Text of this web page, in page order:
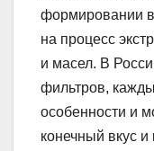
формировании
на процесс
и масел. В
фильтров,
особенности и
конечный вкус